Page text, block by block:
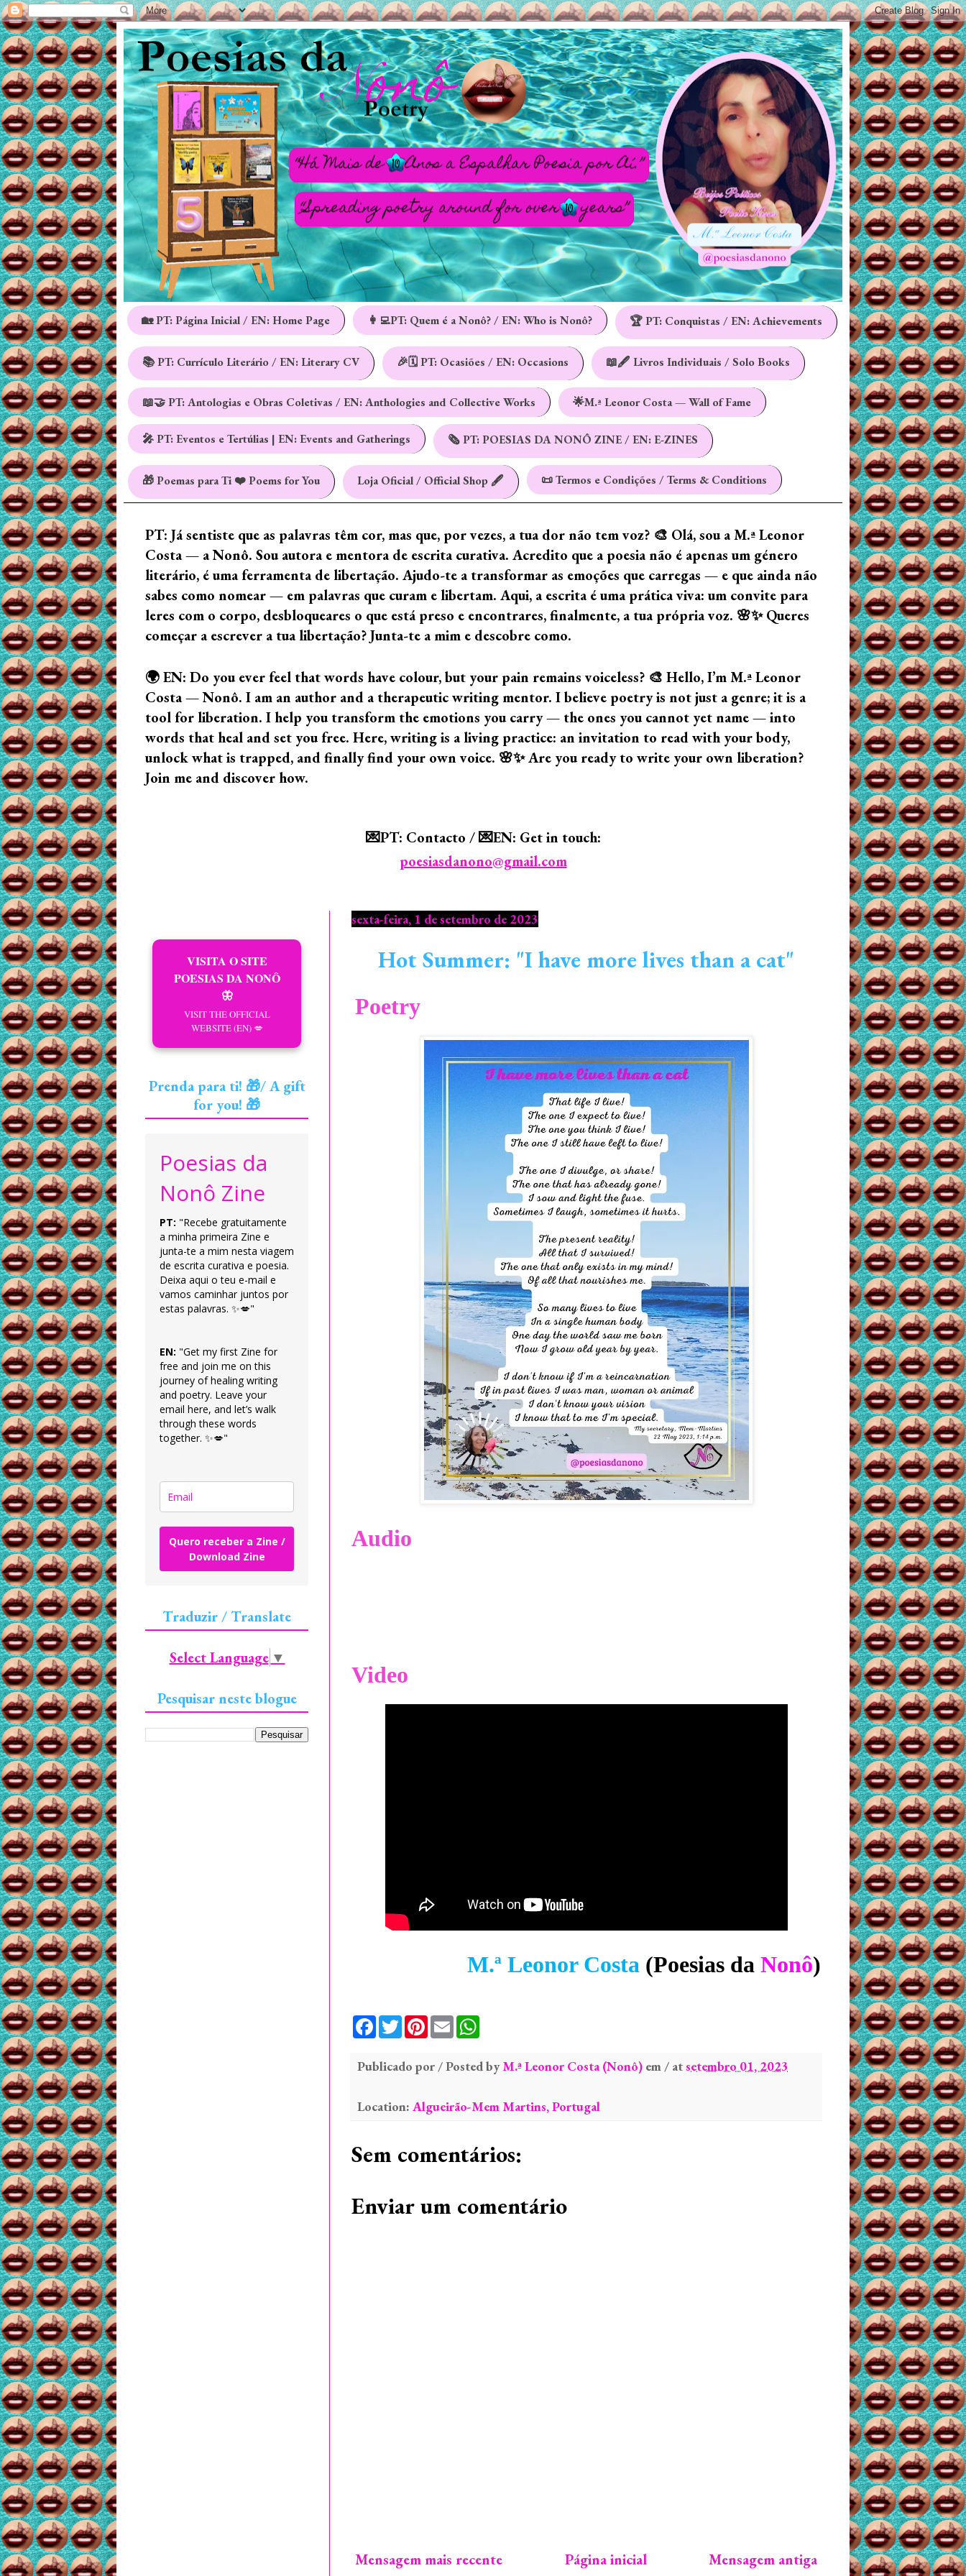
🏡 PT: Página Inicial / EN: Home Page 👩‍💻PT: Quem é a Nonô? / EN: Who is Nonô? 🏆 PT: Conquistas / EN: Achievements
📚 PT: Currículo Literário / EN: Literary CV 🎉🗓️ PT: Ocasiões / EN: Occasions 📖🖋️ Livros Individuais / Solo Books
📖🤝 PT: Antologias e Obras Coletivas / EN: Anthologies and Collective Works 🌟M.ª Leonor Costa — Wall of Fame
🎤 PT: Eventos e Tertúlias | EN: Events and Gatherings 🗞️ PT: POESIAS DA NONÔ ZINE / EN: E-ZINES
🎁 Poemas para Ti ❤️ Poems for You Loja Oficial / Official Shop 🖋️ 📜 Termos e Condições / Terms & Conditions
PT: Já sentiste que as palavras têm cor, mas que, por vezes, a tua dor não tem voz? 🎨 Olá, sou a M.ª Leonor
Costa — a Nonô. Sou autora e mentora de escrita curativa. Acredito que a poesia não é apenas um género
literário, é uma ferramenta de libertação. Ajudo-te a transformar as emoções que carregas — e que ainda não
sabes como nomear — em palavras que curam e libertam. Aqui, a escrita é uma prática viva: um convite para
leres com o corpo, desbloqueares o que está preso e encontrares, finalmente, a tua própria voz. 🌸✨ Queres
começar a escrever a tua libertação? Junta-te a mim e descobre como.
🌍 EN: Do you ever feel that words have colour, but your pain remains voiceless? 🎨 Hello, I’m M.ª Leonor
Costa — Nonô. I am an author and a therapeutic writing mentor. I believe poetry is not just a genre; it is a
tool for liberation. I help you transform the emotions you carry — the ones you cannot yet name — into
words that heal and set you free. Here, writing is a living practice: an invitation to read with your body,
unlock what is trapped, and finally find your own voice. 🌸✨ Are you ready to write your own liberation?
Join me and discover how.
💌PT: Contacto / 💌EN: Get in touch:
poesiasdanono@gmail.com
sexta-feira, 1 de setembro de 2023
Hot Summer: "I have more lives than a cat"
Poetry
Audio
Video
M.ª Leonor Costa (Poesias da Nonô)
F
a
c
b
k
T
w
i
t
P
i
n
e
s
t
E
m
a
l s
p
Publicado por / Posted byM.ª Leonor Costa (Nonô) em / atsetembro 01, 2023
Location: Algueirão-Mem Martins, Portugal
Sem comentários:
Enviar um comentário
Mensagem mais recente Mensagem antiga
Página inicial
VISITA O SITE
POESIAS DA NONÔ
🦋
VISIT THE OFFICIAL
WEBSITE (EN) 💋
Prenda para ti! 🎁/ A gift
for you! 🎁
Poesias da
Nonô Zine
PT: "Recebe gratuitamente
a minha primeira Zine e
junta-te a mim nesta viagem
de escrita curativa e poesia.
Deixa aqui o teu e-mail e
vamos caminhar juntos por
estas palavras. ✨💋"
EN: "Get my first Zine for
free and join me on this
journey of healing writing
and poetry. Leave your
email here, and let’s walk
through these words
together. ✨💋"
Quero receber a Zine /
Download Zine
Traduzir / Translate
Select Language ▼
Pesquisar neste blogue